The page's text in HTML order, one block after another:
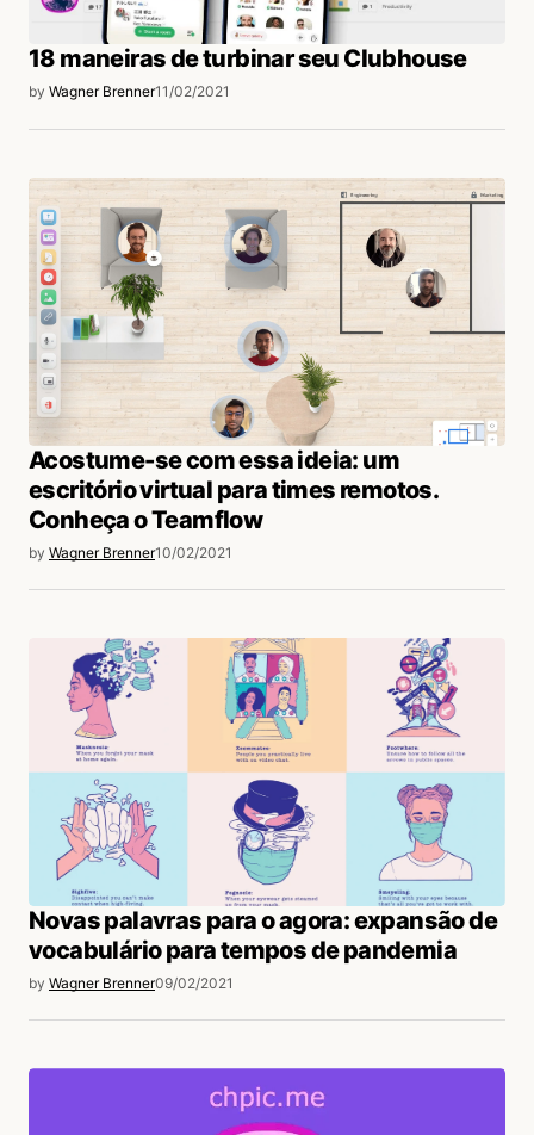
18 maneiras de turbinar seu Clubhouse
by Wagner Brenner11/02/2021
Acostume-se com essa ideia: um
escritório virtual para times remotos.
Conheça o Teamflow
by Wagner Brenner10/02/2021
Novas palavras para o agora: expansão de
vocabulário para tempos de pandemia
by Wagner Brenner09/02/2021